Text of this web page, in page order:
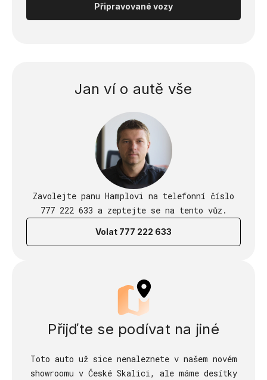
Připravované vozy
Jan ví o autě vše
Zavolejte panu Hamplovi na telefonní číslo
777 222 633 a zeptejte se na tento vůz.
Volat 777 222 633
Přijďte se podívat na jiné
Toto auto už sice nenaleznete v našem novém
showroomu v České Skalici, ale máme desítky